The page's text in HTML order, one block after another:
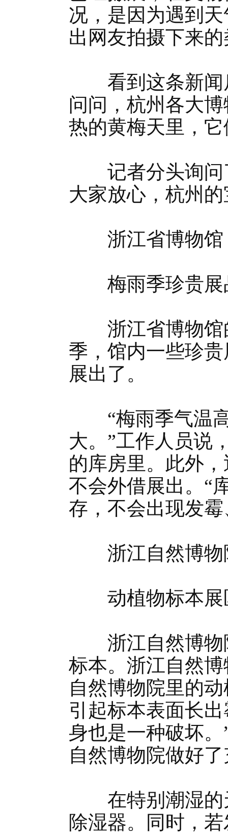
况，是因为遇到
出网友拍摄下来
看到这条新闻
问问，杭州各大
热的黄梅天里，
记者分头询问
大家放心，杭州
浙江省博物馆
梅雨季珍贵展
浙江省博物馆
季，馆内一些珍
展出了。
“梅雨季气温高
大。”工作人员说
的库房里。此外
不会外借展出。“
存，不会出现发
浙江自然博物
动植物标本展
浙江自然博物
标本。浙江自然
自然博物院里的
引起标本表面长
身也是一种破坏
自然博物院做好
在特别潮湿的
除湿器。同时，